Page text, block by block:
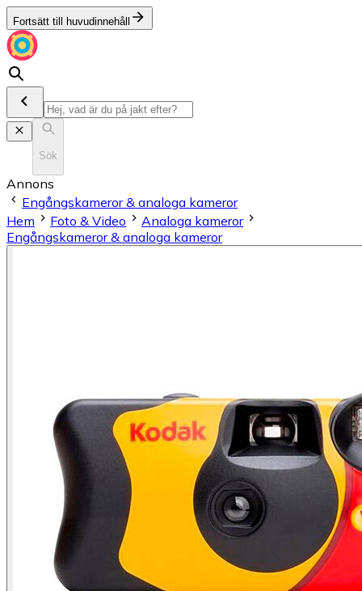
Fortsätt till huvudinnehåll
Sök
Annons
Engångskameror & analoga kameror
Hem
Foto & Video
Analoga kameror
Engångskameror & analoga kameror